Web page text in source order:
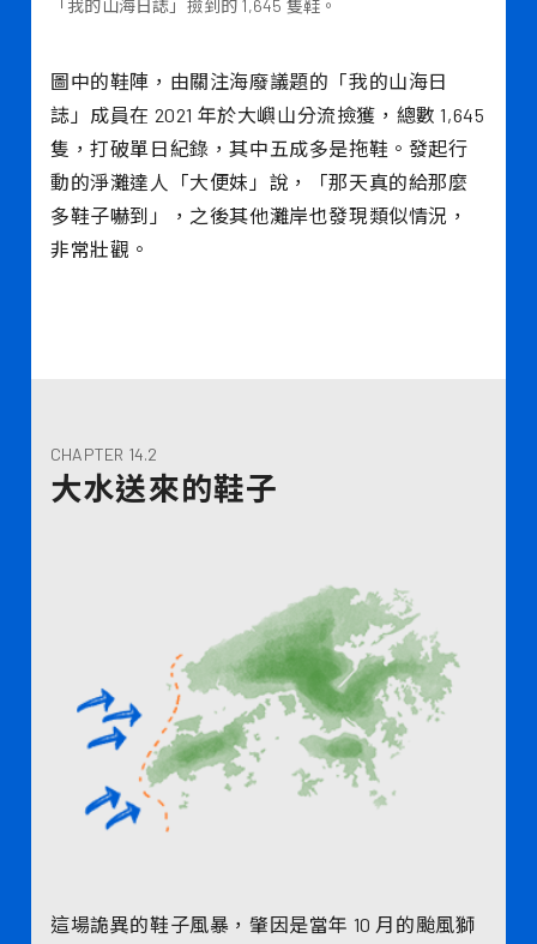
「我的山海日誌」撿到的 1,645 隻鞋。
圖中的鞋陣，由關注海廢議題的「我的山海日
誌」成員在 2021 年於大嶼山分流撿獲，總數 1,645
隻，打破單日紀錄，其中五成多是拖鞋。發起行
動的淨灘達人「大便妹」說，「那天真的給那麼
多鞋子嚇到」，之後其他灘岸也發現類似情況，
非常壯觀。
CHAPTER 14.2
大水送來的鞋子
這場詭異的鞋子風暴，肇因是當年 10 月的颱風獅